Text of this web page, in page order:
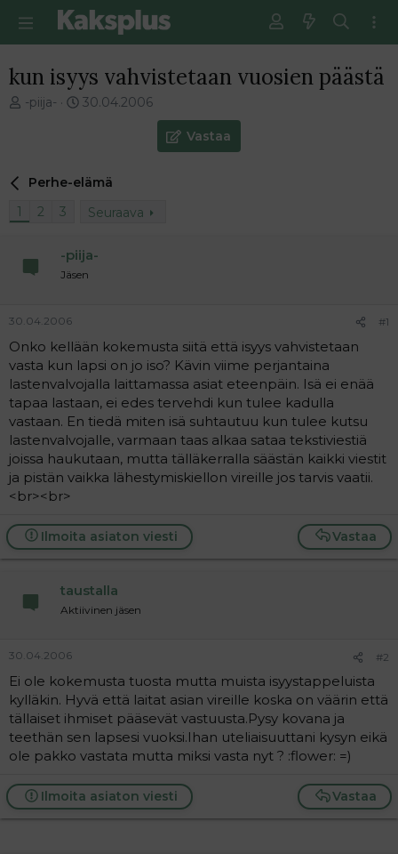
kun isyys vahvistetaan vuosien päästä
V
e
u
o
t
t
a
j
a
-piija-
E
m
e
n
s
t
i
30.04.2006
Vastaa
Perhe-elämä
1
2 3 Seuraava
-piija-
Jäsen
30.04.2006 #1
Onko kellään kokemusta siitä että isyys vahvistetaan
vasta kun lapsi on jo iso? Kävin viime perjantaina
lastenvalvojalla laittamassa asiat eteenpäin. Isä ei enää
tapaa lastaan, ei edes tervehdi kun tulee kadulla
vastaan. En tiedä miten isä suhtautuu kun tulee kutsu
lastenvalvojalle, varmaan taas alkaa sataa tekstiviestiä
joissa haukutaan, mutta tälläkerralla säästän kaikki viestit
ja pistän vaikka lähestymiskiellon vireille jos tarvis vaatii.
<br><br>
Vastaa
Ilmoita asiaton viesti
taustalla
Aktiivinen jäsen
30.04.2006 #2
Ei ole kokemusta tuosta mutta muista isyystappeluista
kylläkin. Hyvä että laitat asian vireille koska on väärin että
tällaiset ihmiset pääsevät vastuusta.Pysy kovana ja
teethän sen lapsesi vuoksi.Ihan uteliaisuuttani kysyn eikä
ole pakko vastata mutta miksi vasta nyt ? :flower: =)
Vastaa
Ilmoita asiaton viesti